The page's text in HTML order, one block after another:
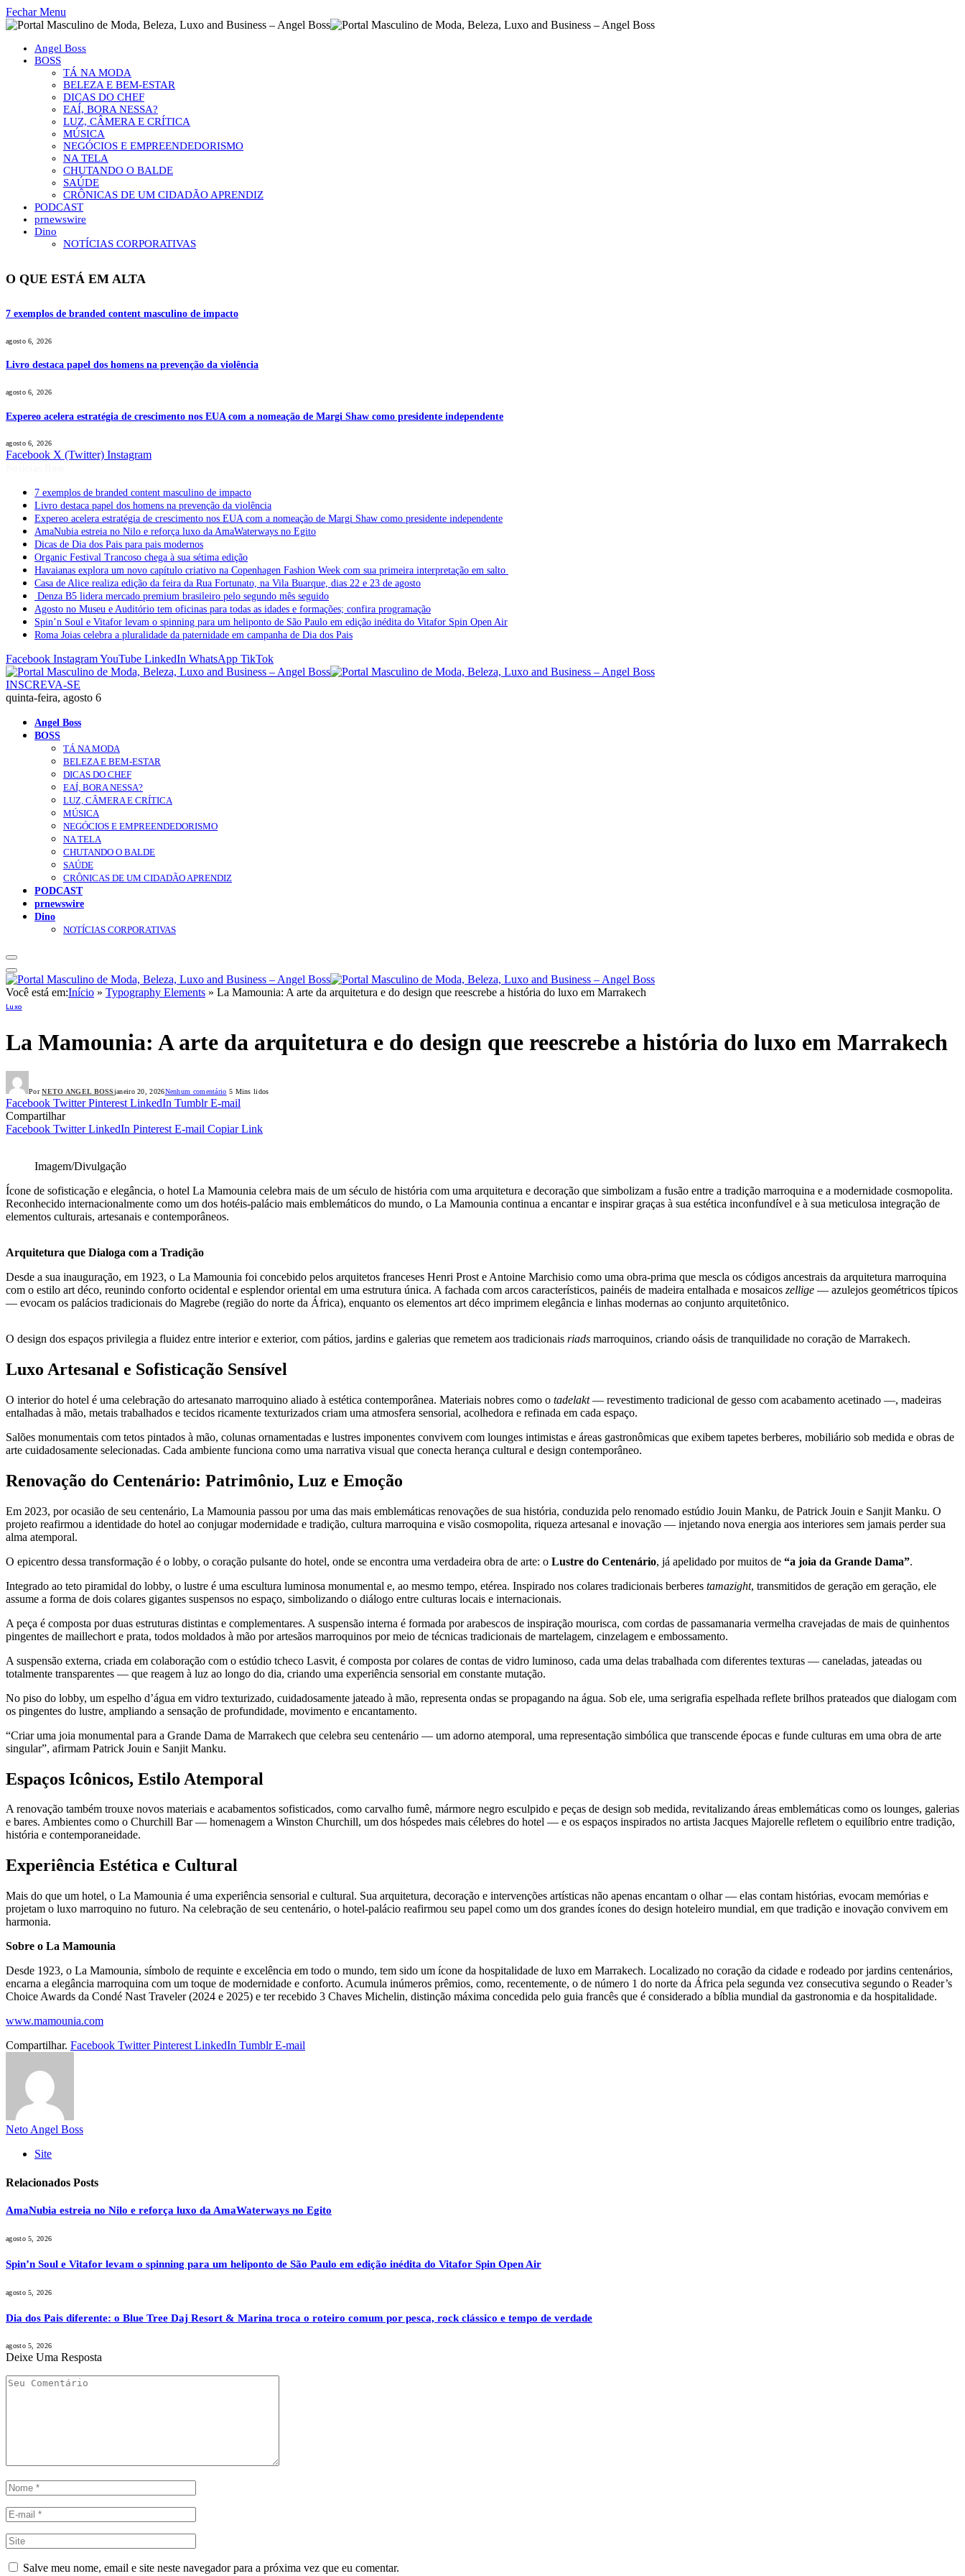
Fechar Menu
Angel Boss
BOSS
TÁ NA MODA
BELEZA E BEM-ESTAR
DICAS DO CHEF
EAÍ, BORA NESSA?
LUZ, CÂMERA E CRÍTICA
MÚSICA
NEGÓCIOS E EMPREENDEDORISMO
NA TELA
CHUTANDO O BALDE
SAÚDE
CRÔNICAS DE UM CIDADÃO APRENDIZ
PODCAST
prnewswire
Dino
NOTÍCIAS CORPORATIVAS
O QUE ESTÁ EM ALTA
7 exemplos de branded content masculino de impacto
agosto 6, 2026
Livro destaca papel dos homens na prevenção da violência
agosto 6, 2026
Expereo acelera estratégia de crescimento nos EUA com a nomeação de Margi Shaw como presidente independente
agosto 6, 2026
Facebook X (Twitter) Instagram
7 exemplos de branded content masculino de impacto
Livro destaca papel dos homens na prevenção da violência
Expereo acelera estratégia de crescimento nos EUA com a nomeação de Margi Shaw como presidente independente
AmaNubia estreia no Nilo e reforça luxo da AmaWaterways no Egito
Dicas de Dia dos Pais para pais modernos
Organic Festival Trancoso chega à sua sétima edição
Havaianas explora um novo capítulo criativo na Copenhagen Fashion Week com sua primeira interpretação em salto
Casa de Alice realiza edição da feira da Rua Fortunato, na Vila Buarque, dias 22 e 23 de agosto
Denza B5 lidera mercado premium brasileiro pelo segundo mês seguido
Agosto no Museu e Auditório tem oficinas para todas as idades e formações; confira programação
Spin’n Soul e Vitafor levam o spinning para um heliponto de São Paulo em edição inédita do Vitafor Spin Open Air
Roma Joias celebra a pluralidade da paternidade em campanha de Dia dos Pais
Facebook InstagramYouTube LinkedIn WhatsApp TikTok
INSCREVA-SE
quinta-feira, agosto 6
Angel Boss
BOSS
TÁ NA MODA
BELEZA E BEM-ESTAR
DICAS DO CHEF
EAÍ, BORA NESSA?
LUZ, CÂMERA E CRÍTICA
MÚSICA
NEGÓCIOS E EMPREENDEDORISMO
NA TELA
CHUTANDO O BALDE
SAÚDE
CRÔNICAS DE UM CIDADÃO APRENDIZ
PODCAST
prnewswire
Dino
NOTÍCIAS CORPORATIVAS
Você está em:Início » Typography Elements » La Mamounia: A arte da arquitetura e do design que reescrebe a história do luxo em Marrakech
Luxo
La Mamounia: A arte da arquitetura e do design que reescrebe a história do luxo em Marrakech
Por NETO ANGEL BOSSjaneiro 20, 2026Nenhum comentário 5 Mins lidos
Facebook Twitter Pinterest LinkedIn Tumblr E-mail
Compartilhar
Facebook Twitter LinkedIn Pinterest E-mail Copiar Link
Imagem/Divulgação
Ícone de sofisticação e elegância, o hotel La Mamounia celebra mais de um século de história com uma arquitetura e decoração que simbolizam a fusão entre a tradição marroquina e a modernidade cosmopolita.
Reconhecido internacionalmente como um dos hotéis-palácio mais emblemáticos do mundo, o La Mamounia continua a encantar e inspirar graças à sua estética inconfundível e à sua meticulosa integração de
elementos culturais, artesanais e contemporâneos.
Arquitetura que Dialoga com a Tradição
Desde a sua inauguração, em 1923, o La Mamounia foi concebido pelos arquitetos franceses Henri Prost e Antoine Marchisio como uma obra-prima que mescla os códigos ancestrais da arquitetura marroquina
com o estilo art déco, reunindo conforto ocidental e esplendor oriental em uma estrutura única. A fachada com arcos característicos, painéis de madeira entalhada e mosaicos zellige — azulejos geométricos típicos
— evocam os palácios tradicionais do Magrebe (região do norte da África), enquanto os elementos art déco imprimem elegância e linhas modernas ao conjunto arquitetônico.
O design dos espaços privilegia a fluidez entre interior e exterior, com pátios, jardins e galerias que remetem aos tradicionais riads marroquinos, criando oásis de tranquilidade no coração de Marrakech.
Luxo Artesanal e Sofisticação Sensível
O interior do hotel é uma celebração do artesanato marroquino aliado à estética contemporânea. Materiais nobres como o tadelakt— revestimento tradicional de gesso com acabamento acetinado —, madeiras
entalhadas à mão, metais trabalhados e tecidos ricamente texturizados criam uma atmosfera sensorial, acolhedora e refinada em cada espaço.
Salões monumentais com tetos pintados à mão, colunas ornamentadas e lustres imponentes convivem com lounges intimistas e áreas gastronômicas que exibem tapetes berberes, mobiliário sob medida e obras de
arte cuidadosamente selecionadas. Cada ambiente funciona como uma narrativa visual que conecta herança cultural e design contemporâneo.
Renovação do Centenário: Patrimônio, Luz e Emoção
Em 2023, por ocasião de seu centenário, La Mamounia passou por uma das mais emblemáticas renovações de sua história, conduzida pelo renomado estúdio Jouin Manku, de Patrick Jouin e Sanjit Manku. O
projeto reafirmou a identidade do hotel ao conjugar modernidade e tradição, cultura marroquina e visão cosmopolita, riqueza artesanal e inovação — injetando nova energia aos interiores sem jamais perder sua
alma atemporal.
O epicentro dessa transformação é o lobby, o coração pulsante do hotel, onde se encontra uma verdadeira obra de arte: o Lustre do Centenário, já apelidado por muitos de “a joia da Grande Dama”.
Integrado ao teto piramidal do lobby, o lustre é uma escultura luminosa monumental e, ao mesmo tempo, etérea. Inspirado nos colares tradicionais berberes tamazight, transmitidos de geração em geração, ele
assume a forma de dois colares gigantes suspensos no espaço, simbolizando o diálogo entre culturas locais e internacionais.
A peça é composta por duas estruturas distintas e complementares. A suspensão interna é formada por arabescos de inspiração mourisca, com cordas de passamanaria vermelha cravejadas de mais de quinhentos
pingentes de maillechort e prata, todos moldados à mão por artesãos marroquinos por meio de técnicas tradicionais de martelagem, cinzelagem e embossamento.
A suspensão externa, criada em colaboração com o estúdio tcheco Lasvit, é composta por colares de contas de vidro luminoso, cada uma delas trabalhada com diferentes texturas — caneladas, jateadas ou
totalmente transparentes — que reagem à luz ao longo do dia, criando uma experiência sensorial em constante mutação.
No piso do lobby, um espelho d’água em vidro texturizado, cuidadosamente jateado à mão, representa ondas se propagando na água. Sob ele, uma serigrafia espelhada reflete brilhos prateados que dialogam com
os pingentes do lustre, ampliando a sensação de profundidade, movimento e encantamento.
“Criar uma joia monumental para a Grande Dama de Marrakech que celebra seu centenário — um adorno atemporal, uma representação simbólica que transcende épocas e funde culturas em uma obra de arte
singular”, afirmam Patrick Jouin e Sanjit Manku.
Espaços Icônicos, Estilo Atemporal
A renovação também trouxe novos materiais e acabamentos sofisticados, como carvalho fumê, mármore negro esculpido e peças de design sob medida, revitalizando áreas emblemáticas como os lounges, galerias
e bares. Ambientes como o Churchill Bar — homenagem a Winston Churchill, um dos hóspedes mais célebres do hotel — e os espaços inspirados no artista Jacques Majorelle refletem o equilíbrio entre tradição,
história e contemporaneidade.
Experiência Estética e Cultural
Mais do que um hotel, o La Mamounia é uma experiência sensorial e cultural. Sua arquitetura, decoração e intervenções artísticas não apenas encantam o olhar — elas contam histórias, evocam memórias e
projetam o luxo marroquino no futuro. Na celebração de seu centenário, o hotel-palácio reafirmou seu papel como um dos grandes ícones do design hoteleiro mundial, em que tradição e inovação convivem em
harmonia.
Sobre o La Mamounia
Desde 1923, o La Mamounia, símbolo de requinte e excelência em todo o mundo, tem sido um ícone da hospitalidade de luxo em Marrakech. Localizado no coração da cidade e rodeado por jardins centenários,
encarna a elegância marroquina com um toque de modernidade e conforto. Acumula inúmeros prêmios, como, recentemente, o de número 1 do norte da África pela segunda vez consecutiva segundo o Reader’s
Choice Awards da Condé Nast Traveler (2024 e 2025) e ter recebido 3 Chaves Michelin, distinção máxima concedida pelo guia francês que é considerado a bíblia mundial da gastronomia e da hospitalidade.
www.mamounia.com
Compartilhar. Facebook Twitter Pinterest LinkedIn Tumblr E-mail
Neto Angel Boss
Site
Relacionados Posts
AmaNubia estreia no Nilo e reforça luxo da AmaWaterways no Egito
agosto 5, 2026
Spin’n Soul e Vitafor levam o spinning para um heliponto de São Paulo em edição inédita do Vitafor Spin Open Air
agosto 5, 2026
Dia dos Pais diferente: o Blue Tree Daj Resort & Marina troca o roteiro comum por pesca, rock clássico e tempo de verdade
agosto 5, 2026
Deixe Uma Resposta
Salve meu nome, email e site neste navegador para a próxima vez que eu comentar.